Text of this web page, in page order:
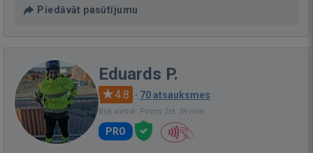
Piedāvāt pasūtījumu
Eduards P.
4.8 · 70 atsauksmes
Bija vietnē: Pirms 2st. 39 min.
PRO